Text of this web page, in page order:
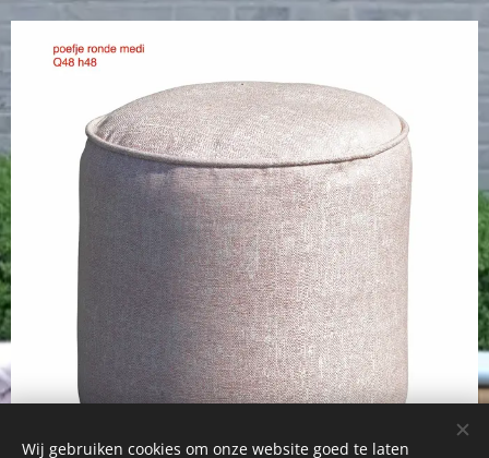
Wij gebruiken cookies om onze website goed te laten